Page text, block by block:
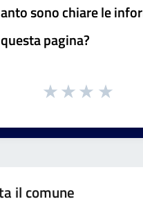
sono chiare le
pagina?
il comune